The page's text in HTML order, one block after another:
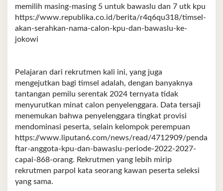
memilih masing-masing 5 untuk bawaslu dan 7 utk kpu
https://www.republika.co.id/berita/r4q6qu318/timsel-
akan-serahkan-nama-calon-kpu-dan-bawaslu-ke-
jokowi
Pelajaran dari rekrutmen kali ini, yang juga
mengejutkan bagi timsel adalah, dengan banyaknya
tantangan pemilu serentak 2024 ternyata tidak
menyurutkan minat calon penyelenggara. Data tersaji
menemukan bahwa penyelenggara tingkat provisi
mendominasi peserta, selain kelompok perempuan
https://www.liputan6.com/news/read/4712909/penda
ftar-anggota-kpu-dan-bawaslu-periode-2022-2027-
capai-868-orang. Rekrutmen yang lebih mirip
rekrutmen parpol kata seorang kawan peserta seleksi
yang sama.